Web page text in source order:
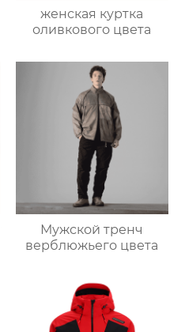
женская куртка
оливкового цвета
Мужской тренч
верблюжьего цвета